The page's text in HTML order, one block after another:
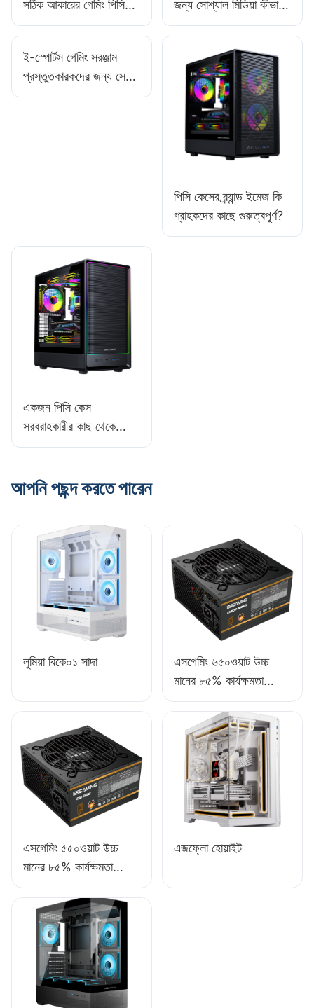
সঠিক আকারের গেমিং পিসি
কেস নির্বাচন করার জন্য একটি
জন্য সোশ্যাল মিডিয়া কীভাবে
কাজে লাগাবেন?
ই-স্পোর্টস গেমিং সরঞ্জাম
প্রস্তুতকারকদের জন্য সেরা
অনলাইন প্ল্যাটফর্ম কোনটি?
পিসি কেসের ব্র্যান্ড ইমেজ কি
গ্রাহকদের কাছে গুরুত্বপূর্ণ?
একজন পিসি কেস
সরবরাহকারীর কাছ থেকে
অর্ডার করার জন্য আদর্শ
আপনি পছন্দ করতে পারেন
লুমিয়া বিকে০১ সাদা
এসগেমিং ৬৫০ওয়াট উচ্চ
মানের ৮৫% কার্যক্ষমতা
সম্পন্ন ফুল-মডিউল ৮০+
ব্রোঞ্জ ডেস্কটপ পিসি পাওয়ার
সাপ্লাই ESB650W
এসগেমিং ৫৫০ওয়াট উচ্চ
মানের ৮৫% কার্যক্ষমতা
সম্পন্ন ৮০+ ব্রোঞ্জ ডেস্কটপ
পিসি পাওয়ার সাপ্লাই
ESB550W
এজফ্লো হোয়াইট